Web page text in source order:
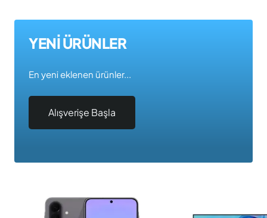
YENİ ÜRÜNLER
En yeni eklenen ürünler...
Alışverişe Başla